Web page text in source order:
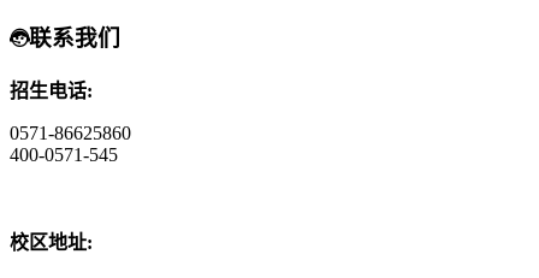
联系我们
招生电话:
0571-86625860
400-0571-545
校区地址: